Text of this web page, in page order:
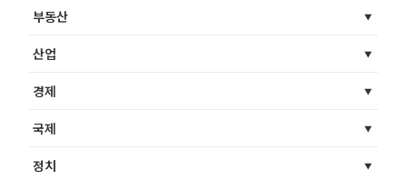
부동산
산업
경제
국제
정치